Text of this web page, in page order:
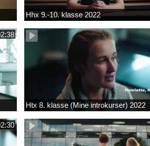
Hhx 9.-10. klasse 2022
Htx 8. klasse (Mine introkurser) 2022